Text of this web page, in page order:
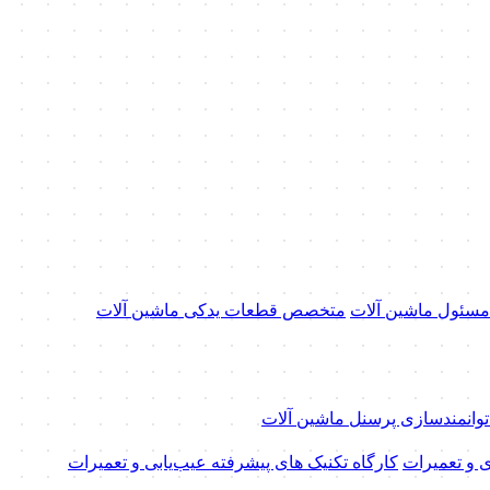
ماشین آلات متخصص قطعات یدکی ماشین آلات
توانمندسازی پرسنل ماشین آلات
و تعمیرات کارگاه تکنیک‌ های پیشرفته عیب‌یابی و تعمیرات